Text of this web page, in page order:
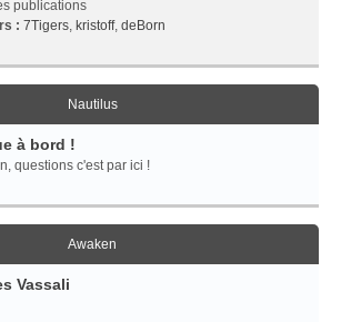
publications
: 7Tigers, kristoff, deBorn
Nautilus
à bord !
questions c'est par ici !
Awaken
Vassali